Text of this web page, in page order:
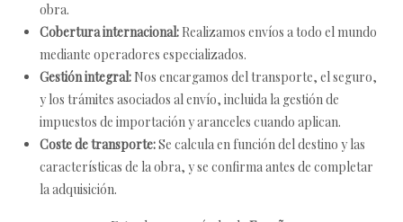
obra.
Cobertura internacional: Realizamos envíos a todo el mundo
mediante operadores especializados.
Gestión integral: Nos encargamos del transporte, el seguro,
y los trámites asociados al envío, incluida la gestión de
impuestos de importación y aranceles cuando aplican.
Coste de transporte:Se calcula en función del destino y las
características de la obra, y se confirma antes de completar
la adquisición.